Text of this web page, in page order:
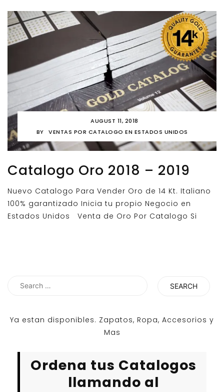
AUGUST 11, 2018
BY
VENTAS POR CATALOGO EN ESTADOS UNIDOS
Catalogo Oro 2018 – 2019
Nuevo Catalogo Para Vender Oro de 14 Kt. Italiano
100% garantizado Inicia tu propio Negocio en
Estados Unidos Venta de Oro Por Catalogo Si
Search
Ya estan disponibles. Zapatos, Ropa, Accesorios y
Mas
Ordena tus Catalogos
llamando al